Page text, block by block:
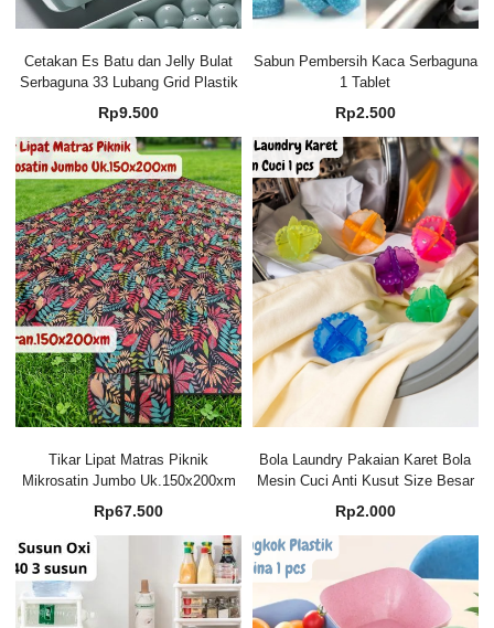
Cetakan Es Batu dan Jelly Bulat
Serbaguna 33 Lubang Grid Plastik
Rp9.500
Sabun Pembersih Kaca Serbaguna
1 Tablet
Rp2.500
Tikar Lipat Matras Piknik
Mikrosatin Jumbo Uk.150x200xm
Rp67.500
Bola Laundry Pakaian Karet Bola
Mesin Cuci Anti Kusut Size Besar
Rp2.000